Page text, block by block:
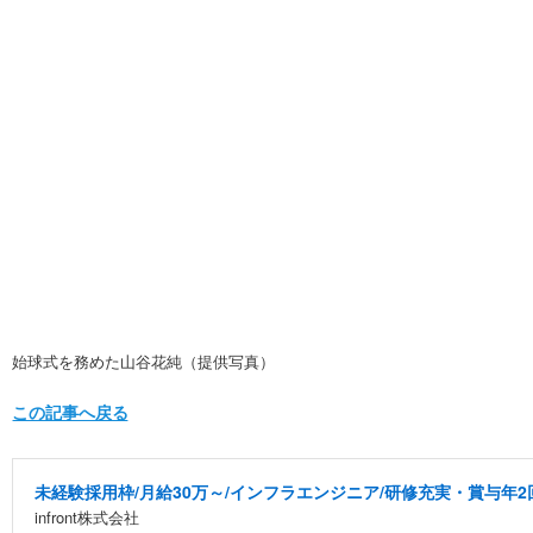
始球式を務めた山谷花純（提供写真）
この記事へ戻る
未経験採用枠/月給30万～/インフラエンジニア/研修充実・賞与年2
infront株式会社